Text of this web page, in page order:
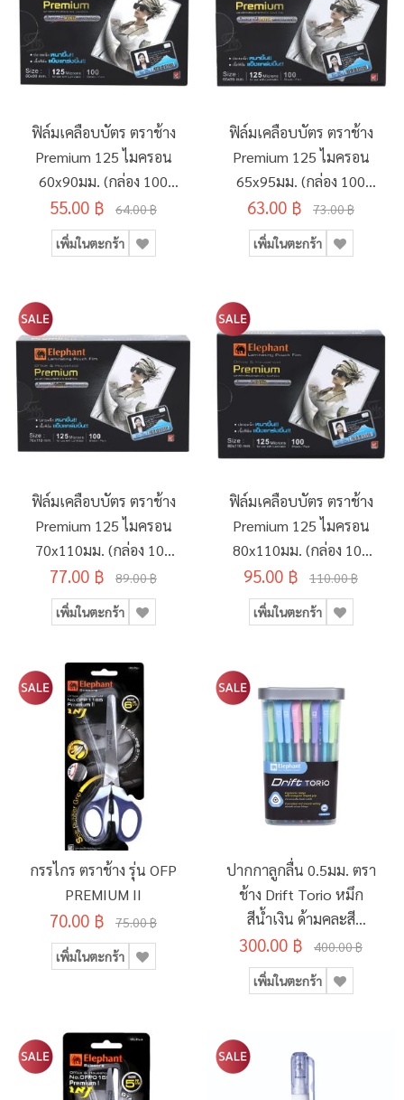
ฟิล์มเคลือบบัตร ตราช้าง
Premium 125 ไมครอน
60x90มม. (กล่อง 100
แผ่น)
55.00 ฿ 64.00 ฿
เพิ่มในตะกร้า
ฟิล์มเคลือบบัตร ตราช้าง
Premium 125 ไมครอน
65x95มม. (กล่อง 100
แผ่น)
63.00 ฿ 73.00 ฿
เพิ่มในตะกร้า
ฟิล์มเคลือบบัตร ตราช้าง
Premium 125 ไมครอน
70x110มม. (กล่อง 100
แผ่น)
77.00 ฿ 89.00 ฿
เพิ่มในตะกร้า
ฟิล์มเคลือบบัตร ตราช้าง
Premium 125 ไมครอน
80x110มม. (กล่อง 100
แผ่น)
95.00 ฿ 110.00 ฿
เพิ่มในตะกร้า
กรรไกร ตราช้าง รุ่น OFP
PREMIUM II
70.00 ฿ 75.00 ฿
เพิ่มในตะกร้า
ปากกาลูกลื่น 0.5มม. ตรา
ช้าง Drift Torio หมึก
สีน้ำเงิน ด้ามคละสี
(กระบอก 50 ด้าม)
300.00 ฿ 400.00 ฿
เพิ่มในตะกร้า